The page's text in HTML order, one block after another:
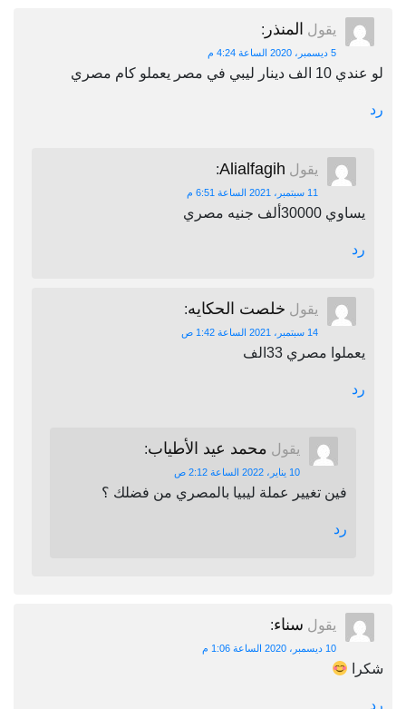
يقول المنذر :
5 ديسمبر، 2020 الساعة 4:24 م
لو عندي 10 الف دينار ليبي في مصر يعملو كام مصري
رد
يقول Alialfagih
:
11 سبتمبر، 2021 الساعة 6:51 م
يساوي 30000ألف جنيه مصري
رد
يقول خلصت الحكايه:
14 سبتمبر، 2021 الساعة 1:42 ص
يعملوا مصري 33الف
رد
يقول محمد عيد الأطياب:
10 يناير، 2022 الساعة 2:12 ص
فين تغيير عملة ليبيا بالمصري من فضلك ؟
رد
يقول سناء:
10 ديسمبر، 2020 الساعة 1:06 م
شكرا
رد